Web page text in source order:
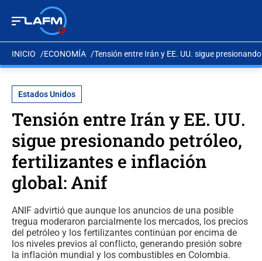
INICIO ECONOMÍA Tensión entre Irán y EE. UU. sigue
Estados Unidos
Tensión entre Irán y EE. UU.
sigue presionando petróleo,
fertilizantes e inflación
global: Anif
ANIF advirtió que aunque los anuncios de una posible
tregua moderaron parcialmente los mercados, los precios
del petróleo y los fertilizantes continúan por encima de
los niveles previos al conflicto, generando presión sobre
la inflación mundial y los combustibles en Colombia.